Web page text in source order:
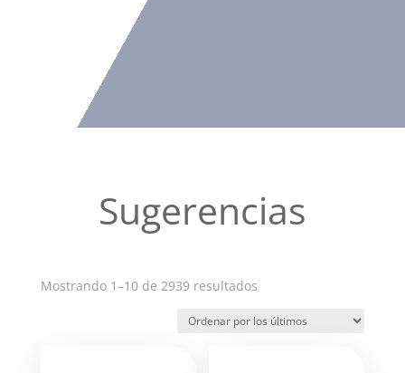
Sugerencias
Mostrando 1–10 de 2939 resultadosOrdenado
los